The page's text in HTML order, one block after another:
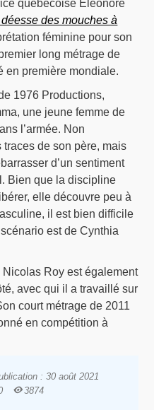
québécoise Éléonore
des mouches à
féminine pour son
long métrage de
en première mondiale.
1976 Productions,
une jeune femme de
l’armée. Non
de son père, mais
d’un sentiment
Bien que la discipline
elle découvre peu à
il est bien difficile
est de Cynthia
Roy est également
avec qui il a travaillé sur
court métrage de 2011
en compétition à
: 30 août 2021
3874